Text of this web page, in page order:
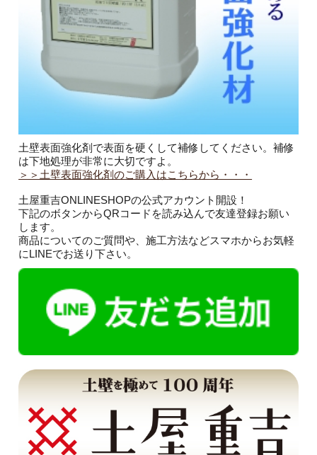
土壁表面強化剤で表面を硬くして補修してください。補修
は下地処理が非常に大切ですよ。
＞＞土壁表面強化剤のご購入はこちらから・・・
土屋重吉ONLINESHOPの公式アカウント開設！
下記のボタンからQRコードを読み込んで友達登録お願い
します。
商品についてのご質問や、施工方法などスマホからお気軽
にLINEでお送り下さい。